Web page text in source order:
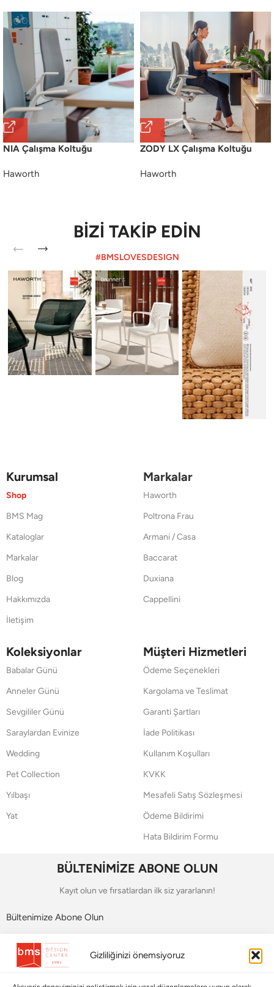
Gizliliğinizi önemsiyoruz
NIA Çalışma Koltuğu
Haworth
ZODY LX Çalışma Koltuğu
Haworth
BİZİ TAKİP EDİN
#BMSLOVESDESIGN
Kurumsal
Shop
BMS Mag
Kataloglar
Markalar
Blog
Hakkımızda
İletişim
Markalar
Haworth
Poltrona Frau
Armani / Casa
Baccarat
Duxiana
Cappellini
Koleksiyonlar
Babalar Günü
Anneler Günü
Sevgililer Günü
Saraylardan Evinize
Wedding
Pet Collection
Yılbaşı
Yat
Müşteri Hizmetleri
Ödeme Seçenekleri
Kargolama ve Teslimat
Garanti Şartları
İade Politikası
Kullanım Koşulları
KVKK
Mesafeli Satış Sözleşmesi
Ödeme Bildirimi
Hata Bildirim Formu
BÜLTENİMİZE ABONE OLUN
Kayıt olun ve fırsatlardan ilk siz yararlanın!
Bültenimize Abone Olun